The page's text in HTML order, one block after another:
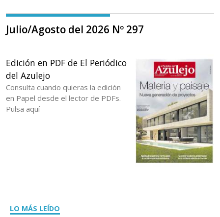
Julio/Agosto del 2026 Nº 297
Edición en PDF de El Periódico
del Azulejo
Consulta cuando quieras la edición
en Papel desde el lector de PDFs.
Pulsa aquí
LO MÁS LEÍDO